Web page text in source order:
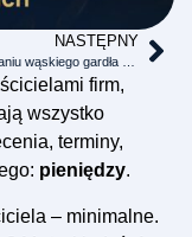
NASTĘPNY
W poszukiwaniu wąskiego gardła – zidentyfikuj swoje słabości
firm,
wszystko
terminy,
pieniędzy.
– minimalne.